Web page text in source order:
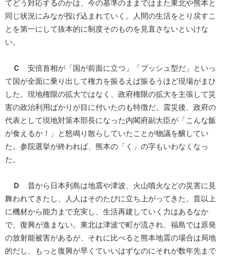
てどう対応するのかは、今の基準のままではまた東北や熊本と
同じ状況にみなが投げ込まれていく。人間の生活をとり戻すこ
とを第一にして抜本的に制度そのものを見直さないといけな
い。
Ｃ
安倍首相が「国が前面に立つ」「プッシュ型だ」といっ
て国が全面に乗り出して権力を振るえば振るうほど現場がまひ
した。現地権限の拡大ではなく、政府権限の拡大を主張して災
害の政治利用ばかりが目に付いたのも特徴だ。震災後、政府の
代表として現地対策本部長になった内閣府副大臣が「こんな飯
が食えるか！」と怒鳴り散らしていたことが物議を醸してい
た。参院選挙が終われば、熊本の「く」の字もいわなくなっ
た。
Ｄ
昔から日本列島は地震や津波、火山噴火などの災害に見
舞われてきたし、人人はそのたびに立ち上がってきた。昔以上
に機材から能力まで充実し、生活再建していく力はあるなか
で、復興が進まない。東北は津波で町が流され、福島では原発
の放射能被害があるが、それに比べると熊本地震の場合は局地
的だし、もっと復興が早くていいはずなのにそれが数年先まで